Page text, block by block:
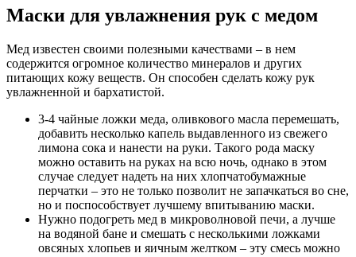
Маски для увлажнения рук с медом
Мед известен своими полезными качествами – в нем
содержится огромное количество минералов и других
питающих кожу веществ. Он способен сделать кожу рук
увлажненной и бархатистой.
3-4 чайные ложки меда, оливкового масла перемешать,
добавить несколько капель выдавленного из свежего
лимона сока и нанести на руки. Такого рода маску
можно оставить на руках на всю ночь, однако в этом
случае следует надеть на них хлопчатобумажные
перчатки – это не только позволит не запачкаться во сне,
но и поспособствует лучшему впитыванию маски.
Нужно подогреть мед в микроволновой печи, а лучше
на водяной бане и смешать с несколькими ложками
овсяных хлопьев и яичным желтком – эту смесь можно